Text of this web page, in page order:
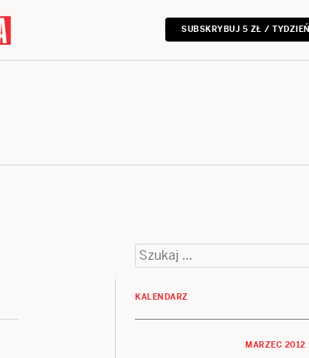
SUBSKRYBUJ 5 ZŁ / TYDZIEŃ
Szukaj:
KALENDARZ
MARZEC 2012